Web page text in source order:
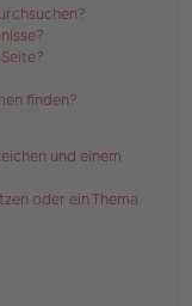
finden?
und einem
oder ein Thema